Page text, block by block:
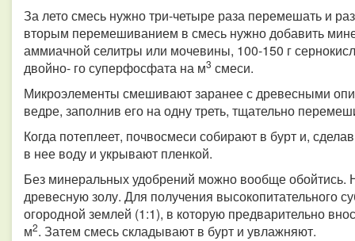
За лето смесь нужно три-четыре раза перемешать и
вторым перемешиванием в смесь нужно добавить
аммиачной селитры или мочевины, 100-150 г
двойно- го суперфосфата на м3 смеси.
Микроэлементы смешивают заранее с древесными
ведре, заполнив его на одну треть, тщательно
Когда потеплеет, почвосмеси собирают в бурт и,
в нее воду и укрывают пленкой.
Без минеральных удобрений можно вообще обойтись.
древесную золу. Для получения высокопитательного
огородной землей (1:1), в которую предварительно
м2. Затем смесь складывают в бурт и увлажняют.